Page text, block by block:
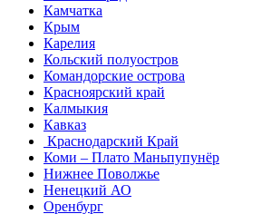
Камчатка
Крым
Карелия
Кольский полуостров
Командорские острова
Красноярский край
Калмыкия
Кавказ
Краснодарский Край
Коми – Плато Маньпупунёр
Нижнее Поволжье
Ненецкий АО
Оренбург